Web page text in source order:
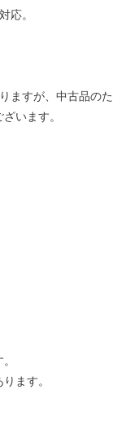
応。
ますが、中古品のた
います。
ます。